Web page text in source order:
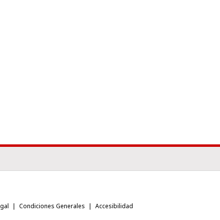
Condiciones Generales Accesibilidad